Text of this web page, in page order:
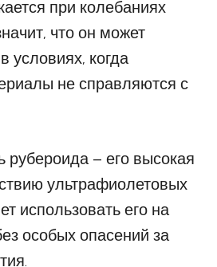
при колебаниях
что он может
условиях, когда
не справляются с
рубероида – его высокая
ультрафиолетовых
использовать его на
особых опасений за